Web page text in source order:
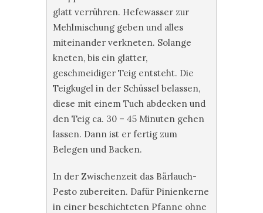
glatt verrühren. Hefewasser zur
Mehlmischung geben und alles
miteinander verkneten. Solange
kneten, bis ein glatter,
geschmeidiger Teig entsteht. Die
Teigkugel in der Schüssel belassen,
diese mit einem Tuch abdecken und
den Teig ca. 30 – 45 Minuten gehen
lassen. Dann ist er fertig zum
Belegen und Backen.
In der Zwischenzeit das Bärlauch-
Pesto zubereiten. Dafür Pinienkerne
in einer beschichteten Pfanne ohne